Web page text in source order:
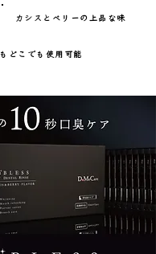
カシスとベリーの上品な味
どこでも使用可能